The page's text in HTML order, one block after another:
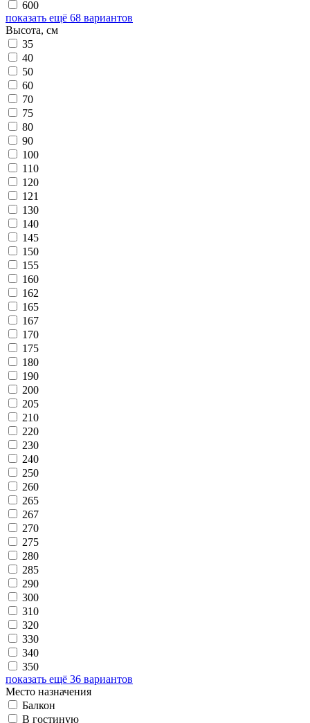
600
показать ещё 68 вариантов
Высота, см
35
40
50
60
70
75
80
90
100
110
120
121
130
140
145
150
155
160
162
165
167
170
175
180
190
200
205
210
220
230
240
250
260
265
267
270
275
280
285
290
300
310
320
330
340
350
показать ещё 36 вариантов
Место назначения
Балкон
В гостиную